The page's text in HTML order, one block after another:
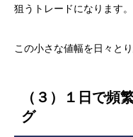
狙うトレードになります。
この小さな値幅を日々と
（３）１日で頻
グ